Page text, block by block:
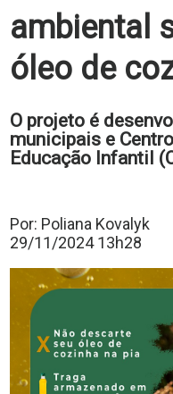
polo
Portal
Periódicos
Calendário
Portal
da
Biblioteca
Guairacard
Empregabilidade
Destaque
Mais
Opções
ambiental
óleo de
O projeto é
municipais e
Educação Infantil
Por: Poliana Kovalyk
29/11/2024 13h28